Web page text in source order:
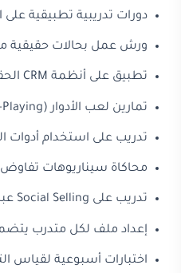
دورات تدريبية تطبيقية
ورش عمل بحالات حقيقية
تطبيق على أنظمة CRM الحقيقية المستخدمة
تمارين لعب الأدوار (Role-Playing) مع تغذية راجعة
تدريب على استخدام أدوات
محاكاة سيناريوهات
تدريب على Social Selling عبر لينكد إن
إعداد ملف لكل متدرب
اختبارات أسبوعية لقياس